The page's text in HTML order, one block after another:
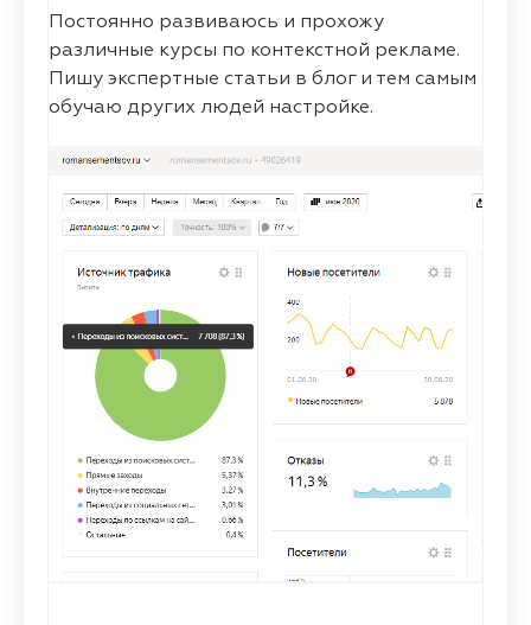
Постоянно развиваюсь и прохожу
различные курсы по контекстной рекламе.
Пишу экспертные статьи в блог и тем самым
обучаю других людей настройке.